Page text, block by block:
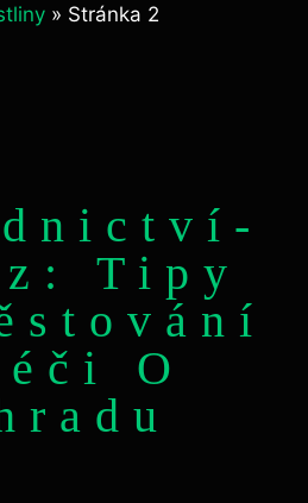
» Stránka 2
Tipy
O